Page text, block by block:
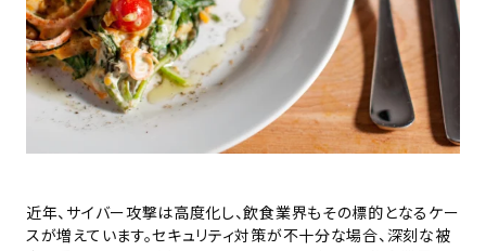
近年、サイバー攻撃は高度化し、飲食業界もその標的となるケー
スが増えています。セキュリティ対策が不十分な場合、深刻な被